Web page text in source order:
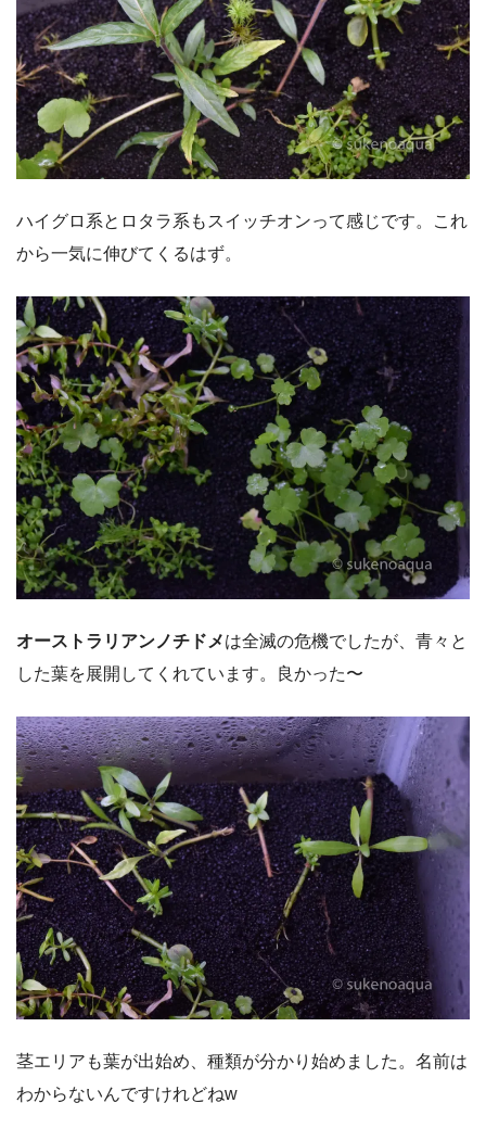
ハイグロ系とロタラ系もスイッチオンって感じです。これ
から一気に伸びてくるはず。
オーストラリアンノチドメは全滅の危機でしたが、青々と
した葉を展開してくれています。良かった〜
茎エリアも葉が出始め、種類が分かり始めました。名前は
わからないんですけれどねw